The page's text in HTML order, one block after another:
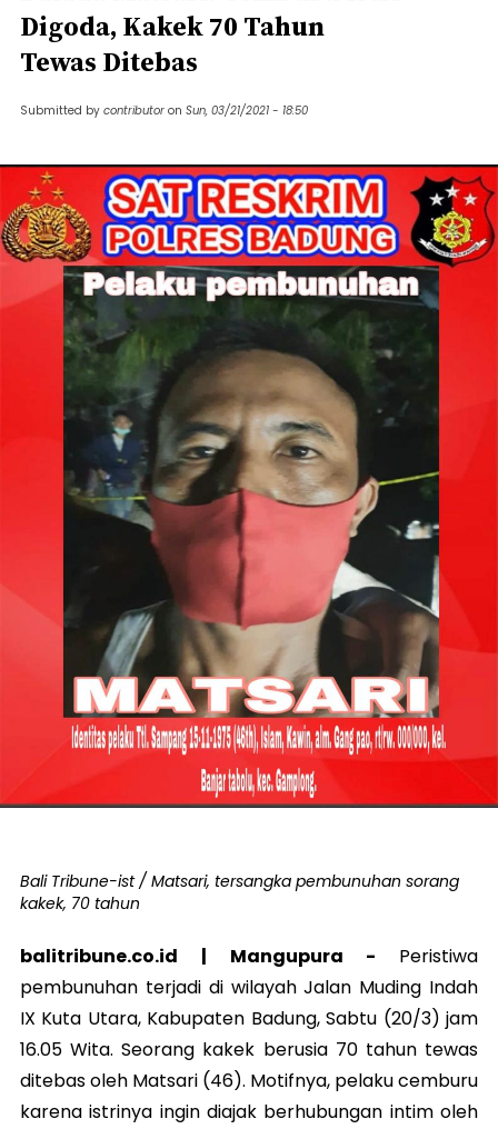
Digoda, Kakek 70 Tahun
Tewas Ditebas
Submitted by contributor on Sun, 03/21/2021 - 18:50
Bali Tribune-ist / Matsari, tersangka pembunuhan sorang
kakek, 70 tahun
balitribune.co.id | Mangupura - Peristiwa
pembunuhan terjadi di wilayah Jalan Muding Indah
IX Kuta Utara, Kabupaten Badung, Sabtu (20/3) jam
16.05 Wita. Seorang kakek berusia 70 tahun tewas
ditebas oleh Matsari (46). Motifnya, pelaku cemburu
karena istrinya ingin diajak berhubungan intim oleh